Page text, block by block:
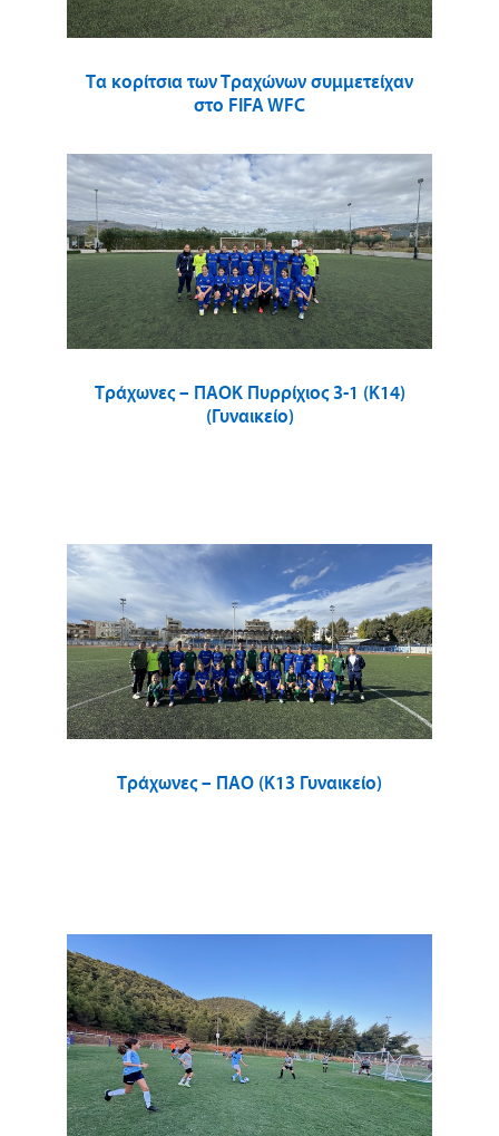
Τα κορίτσια των Τραχώνων συμμετείχαν
στο FIFA WFC
Τράχωνες – ΠΑΟΚ Πυρρίχιος 3-1 (Κ14)
(Γυναικείο)
Τράχωνες – ΠΑΟ (Κ13 Γυναικείο)